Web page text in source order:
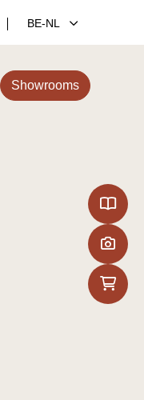
BE‑NL
Showrooms